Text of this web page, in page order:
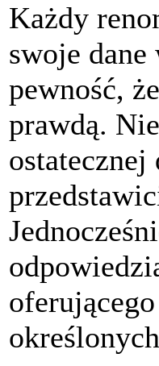
Każdy
swoje
pewność,
prawdą.